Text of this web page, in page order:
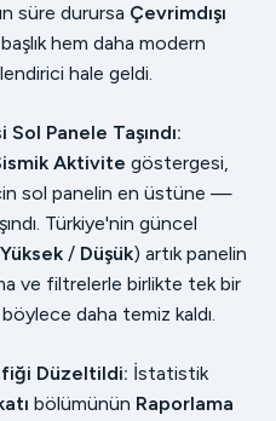
süre durursa Çevrimdışı
hem daha modern
hale geldi.
Panele Taşındı:
Aktivite göstergesi,
sol panelin en üstüne —
Türkiye'nin güncel
Yüksek / Düşük) artık panelin
ve filtrelerle birlikte tek bir
daha temiz kaldı.
Düzeltildi: İstatistik
bölümünün Raporlama